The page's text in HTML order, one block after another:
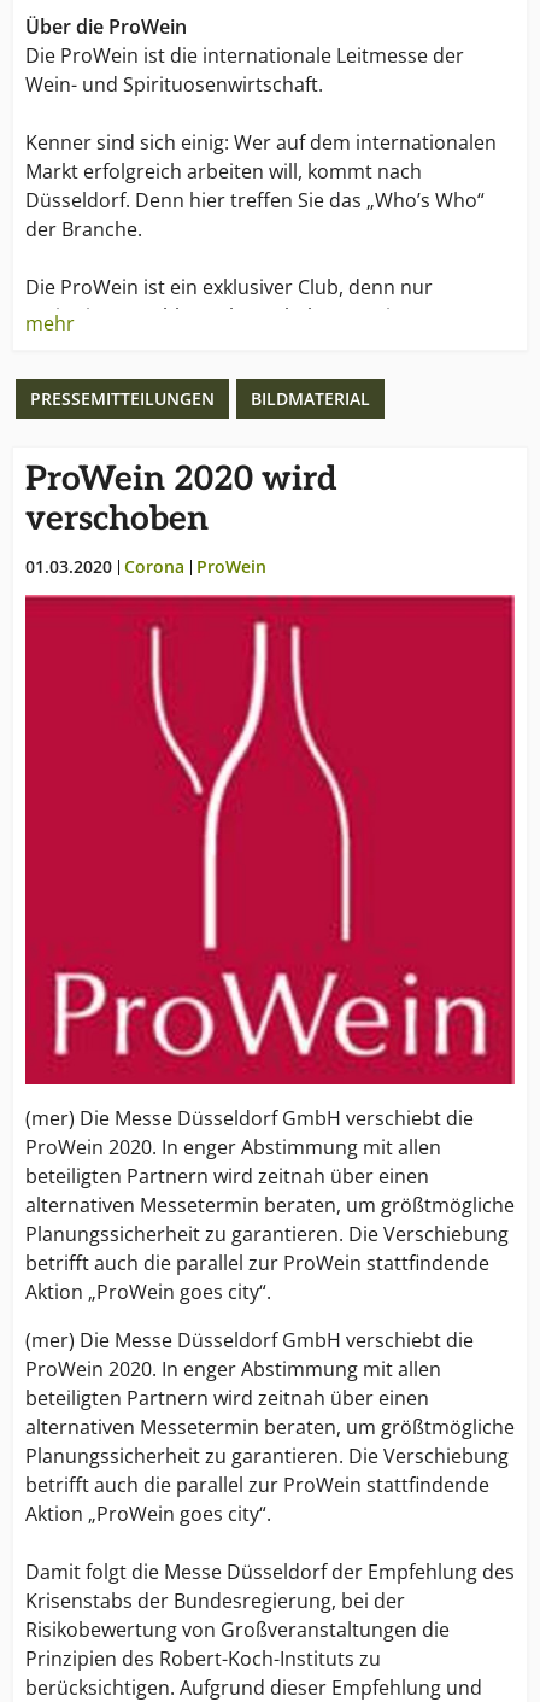
Über die ProWein
Die ProWein ist die internationale Leitmesse der
Wein- und Spirituosenwirtschaft.
Kenner sind sich einig: Wer auf dem internationalen
Markt erfolgreich arbeiten will, kommt nach
Düsseldorf. Denn hier treffen Sie das „Who’s Who“
der Branche.
Die ProWein ist ein exklusiver Club, denn nur
registrierte Fachbesucher erhalten Zutritt. Das
Branchen-Profis, die etwas vom Geschäft verstehen.
mehr
PRESSEMITTEILUNGEN BILDMATERIAL
ProWein 2020 wird
verschoben
01.03.2020 Corona ProWein
(mer) Die Messe Düsseldorf GmbH verschiebt die
ProWein 2020. In enger Abstimmung mit allen
beteiligten Partnern wird zeitnah über einen
alternativen Messetermin beraten, um größtmögliche
Planungssicherheit zu garantieren. Die Verschiebung
betrifft auch die parallel zur ProWein stattfindende
Aktion „ProWein goes city“.
(mer) Die Messe Düsseldorf GmbH verschiebt die
ProWein 2020. In enger Abstimmung mit allen
beteiligten Partnern wird zeitnah über einen
alternativen Messetermin beraten, um größtmögliche
Planungssicherheit zu garantieren. Die Verschiebung
betrifft auch die parallel zur ProWein stattfindende
Aktion „ProWein goes city“.
Damit folgt die Messe Düsseldorf der Empfehlung des
Krisenstabs der Bundesregierung, bei der
Risikobewertung von Großveranstaltungen die
Prinzipien des Robert-Koch-Instituts zu
berücksichtigen. Aufgrund dieser Empfehlung und